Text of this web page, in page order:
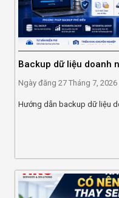
Backup dữ liệu doanh
Ngày đăng 27 Tháng 7, 2026
Hướng dẫn backup dữ liệu